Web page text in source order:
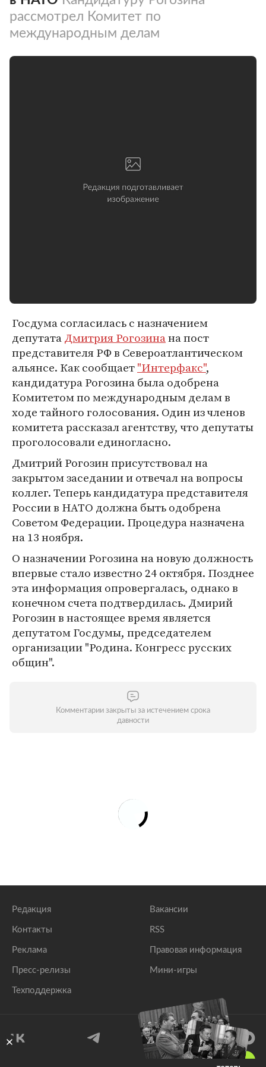
рассмотрел Комитет по
международным делам
Госдума согласилась с назначением
депутатаДмитрия Рогозинана пост
представителя РФ в Североатлантическом
альянсе. Как сообщает"Интерфакс",
кандидатура Рогозина была одобрена
Комитетом по международным делам в
ходе тайного голосования. Один из членов
комитета рассказал агентству, что депутаты
проголосовали единогласно.
Дмитрий Рогозин присутствовал на
закрытом заседании и отвечал на вопросы
коллег. Теперь кандидатура представителя
России в НАТО должна быть одобрена
Советом Федерации. Процедура назначена
на 13 ноября.
О назначении Рогозина на новую должность
впервые стало известно 24 октября. Позднее
эта информация опровергалась, однако в
конечном счета подтвердилась. Дмирий
Рогозин в настоящее время является
депутатом Госдумы, председателем
организации "Родина. Конгресс русских
общин".
Комментарии закрыты за истечением срока
давности
Редакция
Контакты
Реклама
Пресс-релизы
Техподдержка
Вакансии
RSS
Правовая информация
Мини-игры